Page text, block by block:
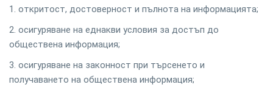
1. откритост, достоверност и пълнота на информацията;
2. осигуряване на еднакви условия за достъп до
обществена информация;
3. осигуряване на законност при търсенето и
получаването на обществена информация;